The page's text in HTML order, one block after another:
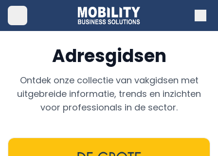
Adresgidsen
Ontdek onze collectie van vakgidsen met
uitgebreide informatie, trends en inzichten
voor professionals in de sector.